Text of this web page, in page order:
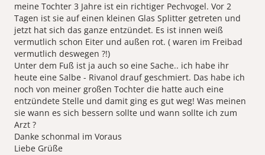
meine Tochter 3 Jahre ist ein richtiger Pechvogel. Vor 2
Tagen ist sie auf einen kleinen Glas Splitter getreten und
jetzt hat sich das ganze entzündet. Es ist innen weiß
vermutlich schon Eiter und außen rot. ( waren im Freibad
vermutlich deswegen ?!)
Unter dem Fuß ist ja auch so eine Sache.. ich habe ihr
heute eine Salbe - Rivanol drauf geschmiert. Das habe ich
noch von meiner großen Tochter die hatte auch eine
entzündete Stelle und damit ging es gut weg! Was meinen
sie wann es sich bessern sollte und wann sollte ich zum
Arzt ?
Danke schonmal im Voraus
Liebe Grüße